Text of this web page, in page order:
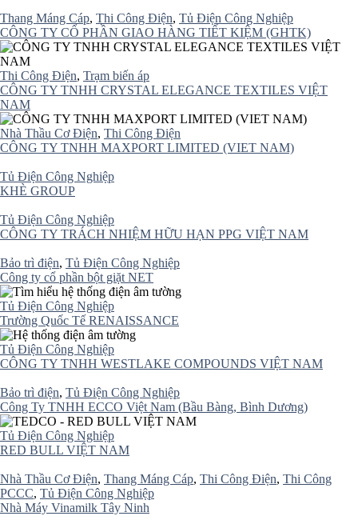
Thang Máng Cáp, Thi Công Điện, Tủ Điện Công Nghiệp
CÔNG TY CỔ PHẦN GIAO HÀNG TIẾT KIỆM (GHTK)
Thi Công Điện, Trạm biến áp
CÔNG TY TNHH CRYSTAL ELEGANCE TEXTILES VIỆT
NAM
Nhà Thầu Cơ Điện, Thi Công Điện
CÔNG TY TNHH MAXPORT LIMITED (VIET NAM)
Tủ Điện Công Nghiệp
KHÈ GROUP
Tủ Điện Công Nghiệp
CÔNG TY TRÁCH NHIỆM HỮU HẠN PPG VIỆT NAM
Bảo trì điện, Tủ Điện Công Nghiệp
Công ty cổ phần bột giặt NET
Tủ Điện Công Nghiệp
Trường Quốc Tế RENAISSANCE
Tủ Điện Công Nghiệp
CÔNG TY TNHH WESTLAKE COMPOUNDS VIỆT NAM
Bảo trì điện, Tủ Điện Công Nghiệp
Công Ty TNHH ECCO Việt Nam (Bầu Bàng, Bình Dương)
Tủ Điện Công Nghiệp
RED BULL VIỆT NAM
Nhà Thầu Cơ Điện, Thang Máng Cáp, Thi Công Điện, Thi Công
PCCC, Tủ Điện Công Nghiệp
Nhà Máy Vinamilk Tây Ninh